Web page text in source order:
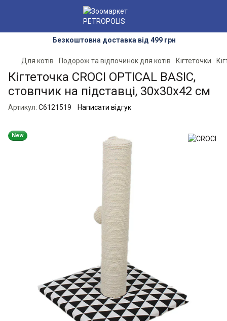
Безкоштовна доставка від 499 грн
Для котів Подорож та відпочинок для котів Кігтеточки
Кігтеточка CROCI OPTICAL BASIC,
стовпчик на підставці, 30х30х42 см
Артикул: C6121519 Написати відгук
New